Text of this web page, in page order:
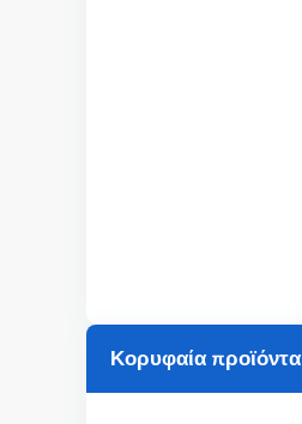
Κορυφαία προϊόντα